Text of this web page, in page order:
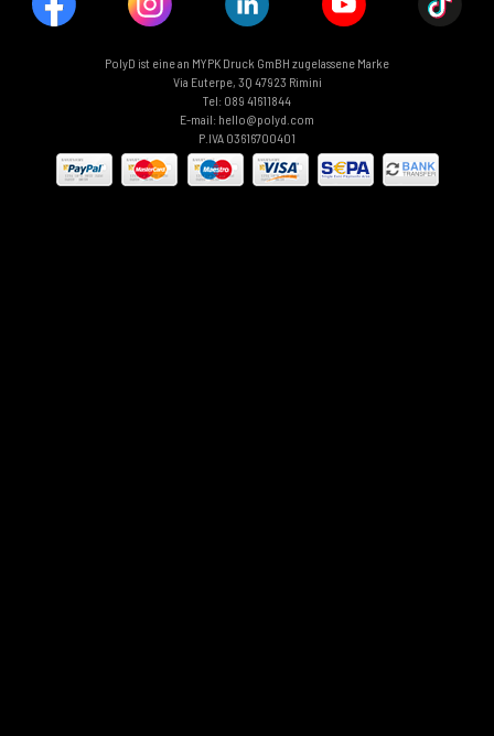
PolyD ist eine an MYPK Druck GmBH zugelassene Marke
Via Euterpe, 3Q 47923 Rimini
Tel: 089 41611844
E-mail: hello@polyd.com
P.IVA 03616700401